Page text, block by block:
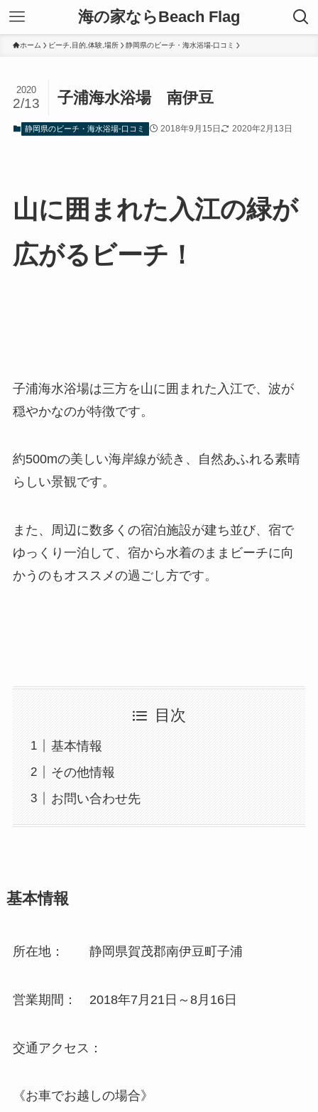
海の家ならBeach Flag
ホーム ビーチ,目的,体験,場所 静岡県のビーチ・海水浴場-口コミ
子浦海水浴場 南伊豆
2020
2/13
静岡県のビーチ・海水浴場-口コミ 2018年9月15日 2020年2月13日
山に囲まれた入江の緑が
広がるビーチ！
子浦海水浴場は三方を山に囲まれた入江で、波が
穏やかなのが特徴です。
約500mの美しい海岸線が続き、自然あふれる素晴
らしい景観です。
また、周辺に数多くの宿泊施設が建ち並び、宿で
ゆっくり一泊して、宿から水着のままビーチに向
かうのもオススメの過ごし方です。
目次
基本情報
その他情報
お問い合わせ先
基本情報
所在地： 静岡県賀茂郡南伊豆町子浦
営業期間： 2018年7月21日～8月16日
交通アクセス：
《お車でお越しの場合》